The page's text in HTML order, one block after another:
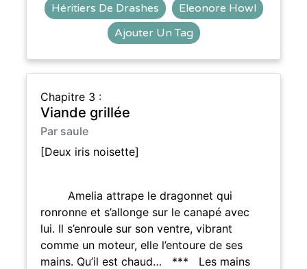
Héritiers De Drashes
Eleonore Howl
Ajouter Un Tag
Chapitre 3 :
Viande grillée
Par saule
[Deux iris noisette]
Amelia attrape le dragonnet qui
ronronne et s’allonge sur le canapé avec
lui. Il s’enroule sur son ventre, vibrant
comme un moteur, elle l’entoure de ses
mains. Qu’il est chaud… *** Les mains